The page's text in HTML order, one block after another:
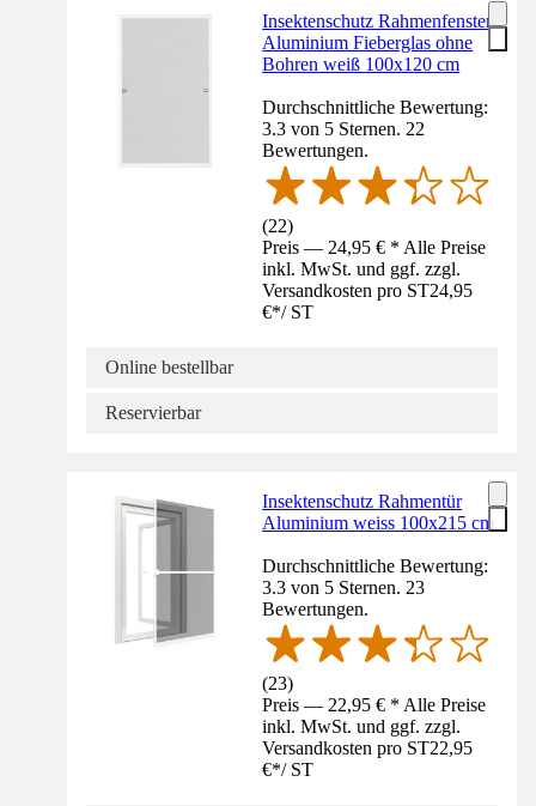
Insektenschutz Rahmenfenster
Aluminium Fieberglas ohne
Bohren weiß 100x120 cm
Durchschnittliche Bewertung:
3.3 von 5 Sternen. 22
Bewertungen.
(22)
Preis — 24,95 € * Alle Preise
inkl. MwSt. und ggf. zzgl.
Versandkosten pro ST24,95
€*/ ST
Online bestellbar
Reservierbar
Insektenschutz Rahmentür
Aluminium weiss 100x215 cm
Durchschnittliche Bewertung:
3.3 von 5 Sternen. 23
Bewertungen.
(23)
Preis — 22,95 € * Alle Preise
inkl. MwSt. und ggf. zzgl.
Versandkosten pro ST22,95
€*/ ST